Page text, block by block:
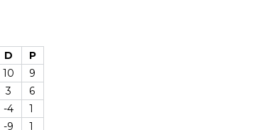
D
P
10
9
3
6
-4
1
-9 1